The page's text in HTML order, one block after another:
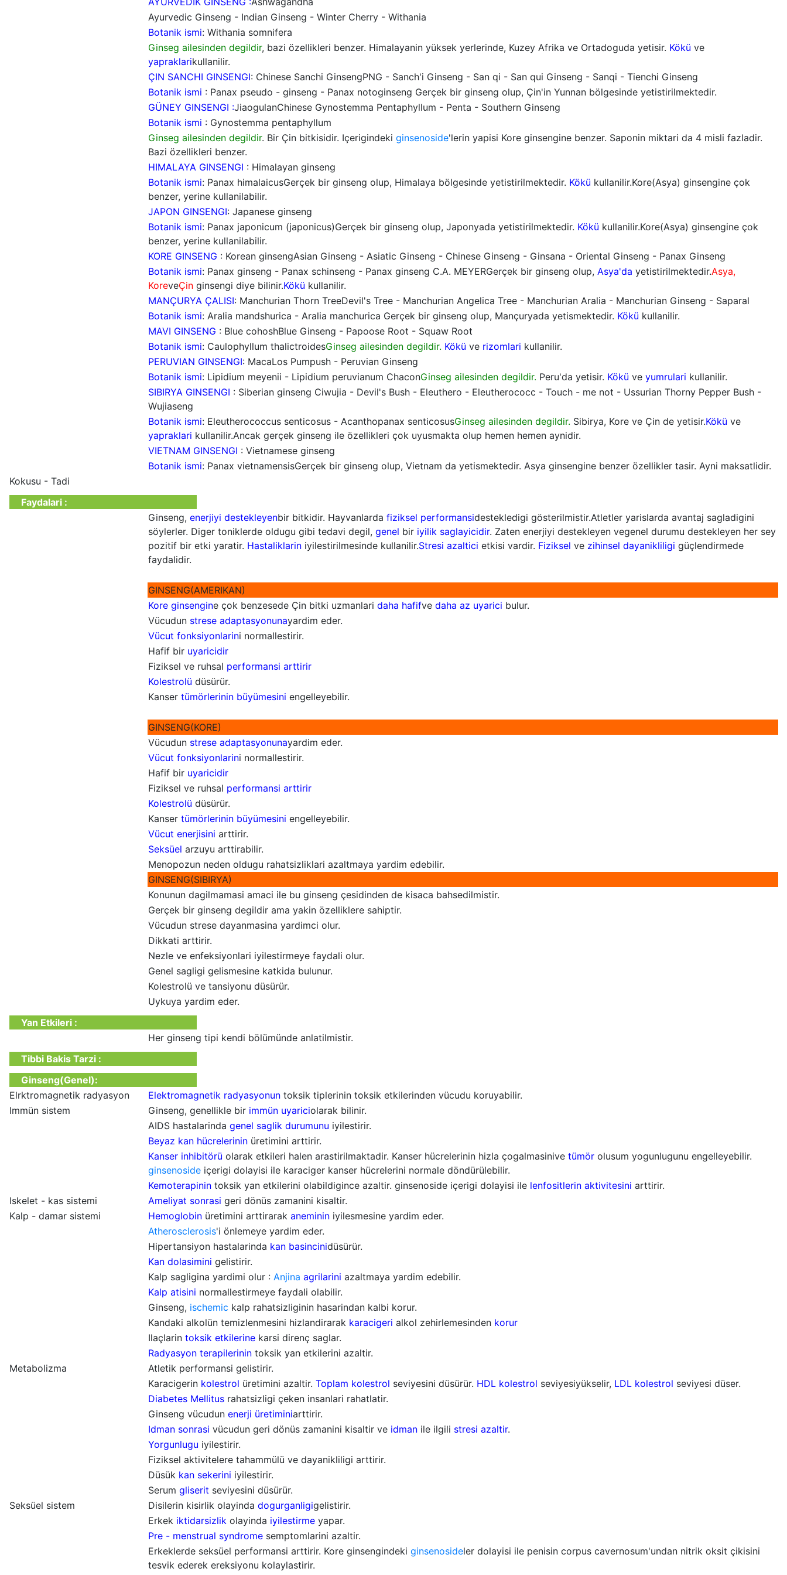
Ayurvedic Ginseng - Indian Ginseng - Winter Cherry - Withania
Botanik ismi: Withania somnifera
Ginseg ailesinden degildir, bazi özellikleri benzer. Himalayanin yüksek yerlerinde, Kuzey Afrika ve Ortadoguda yetisir. Kökü ve
yapraklarikullanilir.
ÇIN SANCHI GINSENGI: Chinese Sanchi GinsengPNG - Sanch'i Ginseng - San qi - San qui Ginseng - Sanqi - Tienchi Ginseng
Botanik ismi : Panax pseudo - ginseng - Panax notoginseng Gerçek bir ginseng olup, Çin'in Yunnan bölgesinde yetistirilmektedir.
GÜNEY GINSENGI :JiaogulanChinese Gynostemma Pentaphyllum - Penta - Southern Ginseng
Botanik ismi : Gynostemma pentaphyllum
Ginseg ailesinden degildir. Bir Çin bitkisidir. Içerigindeki ginsenoside'lerin yapisi Kore ginsengine benzer. Saponin miktari da 4 misli fazladir.
Bazi özellikleri benzer.
HIMALAYA GINSENGI : Himalayan ginseng
Botanik ismi: Panax himalaicusGerçek bir ginseng olup, Himalaya bölgesinde yetistirilmektedir. Kökü kullanilir.Kore(Asya) ginsengine çok
benzer, yerine kullanilabilir.
JAPON GINSENGI: Japanese ginseng
Botanik ismi: Panax japonicum (japonicus)Gerçek bir ginseng olup, Japonyada yetistirilmektedir. Kökü kullanilir.Kore(Asya) ginsengine çok
benzer, yerine kullanilabilir.
KORE GINSENG : Korean ginsengAsian Ginseng - Asiatic Ginseng - Chinese Ginseng - Ginsana - Oriental Ginseng - Panax Ginseng
Botanik ismi: Panax ginseng - Panax schinseng - Panax ginseng C.A. MEYERGerçek bir ginseng olup, Asya'da yetistirilmektedir.Asya,
KoreveÇin ginsengi diye bilinir.Kökü kullanilir.
MANÇURYA ÇALISI: Manchurian Thorn TreeDevil's Tree - Manchurian Angelica Tree - Manchurian Aralia - Manchurian Ginseng - Saparal
Botanik ismi: Aralia mandshurica - Aralia manchurica Gerçek bir ginseng olup, Mançuryada yetismektedir. Kökü kullanilir.
MAVI GINSENG : Blue cohoshBlue Ginseng - Papoose Root - Squaw Root
Botanik ismi: Caulophyllum thalictroidesGinseg ailesinden degildir. Kökü ve rizomlari kullanilir.
PERUVIAN GINSENGI: MacaLos Pumpush - Peruvian Ginseng
Botanik ismi: Lipidium meyenii - Lipidium peruvianum ChaconGinseg ailesinden degildir. Peru'da yetisir. Kökü ve yumrulari kullanilir.
SIBIRYA GINSENGI : Siberian ginseng Ciwujia - Devil's Bush - Eleuthero - Eleutherococc - Touch - me not - Ussurian Thorny Pepper Bush -
Wujiaseng
Botanik ismi: Eleutherococcus senticosus - Acanthopanax senticosusGinseg ailesinden degildir. Sibirya, Kore ve Çin de yetisir.Kökü ve
yapraklari kullanilir.Ancak gerçek ginseng ile özellikleri çok uyusmakta olup hemen hemen aynidir.
VIETNAM GINSENGI : Vietnamese ginseng
Botanik ismi: Panax vietnamensisGerçek bir ginseng olup, Vietnam da yetismektedir. Asya ginsengine benzer özellikler tasir. Ayni maksatlidir.
Kokusu - Tadi
Faydalari :
Ginseng, enerjiyi destekleyenbir bitkidir. Hayvanlarda fiziksel performansidestekledigi gösterilmistir.Atletler yarislarda avantaj sagladigini
söylerler. Diger toniklerde oldugu gibi tedavi degil, genel bir iyilik saglayicidir. Zaten enerjiyi destekleyen vegenel durumu destekleyen her sey
pozitif bir etki yaratir. Hastaliklarin iyilestirilmesinde kullanilir.Stresi azaltici etkisi vardir. Fiziksel ve zihinsel dayanikliligi güçlendirmede
faydalidir.
GINSENG(AMERIKAN)
Kore ginsengine çok benzesede Çin bitki uzmanlari daha hafifve daha az uyarici bulur.
Vücudun strese adaptasyonunayardim eder.
Vücut fonksiyonlarini normallestirir.
Hafif bir uyaricidir
Fiziksel ve ruhsal performansi arttirir
Kolestrolü düsürür.
Kanser tümörlerinin büyümesini engelleyebilir.
GINSENG(KORE)
Vücudun strese adaptasyonunayardim eder.
Vücut fonksiyonlarini normallestirir.
Hafif bir uyaricidir
Fiziksel ve ruhsal performansi arttirir
Kolestrolü düsürür.
Kanser tümörlerinin büyümesini engelleyebilir.
Vücut enerjisini arttirir.
Seksüel arzuyu arttirabilir.
Menopozun neden oldugu rahatsizliklari azaltmaya yardim edebilir.
GINSENG(SIBIRYA)
Konunun dagilmamasi amaci ile bu ginseng çesidinden de kisaca bahsedilmistir.
Gerçek bir ginseng degildir ama yakin özelliklere sahiptir.
Vücudun strese dayanmasina yardimci olur.
Dikkati arttirir.
Nezle ve enfeksiyonlari iyilestirmeye faydali olur.
Genel sagligi gelismesine katkida bulunur.
Kolestrolü ve tansiyonu düsürür.
Uykuya yardim eder.
Yan Etkileri :
Her ginseng tipi kendi bölümünde anlatilmistir.
Tibbi Bakis Tarzi :
Ginseng(Genel):
Elrktromagnetik radyasyon
Elektromagnetik radyasyonun toksik tiplerinin toksik etkilerinden vücudu koruyabilir.
Immün sistem
Ginseng, genellikle bir immün uyariciolarak bilinir.
AIDS hastalarinda genel saglik durumunu iyilestirir.
Beyaz kan hücrelerinin üretimini arttirir.
Kanser inhibitörü olarak etkileri halen arastirilmaktadir. Kanser hücrelerinin hizla çogalmasinive tümör olusum yogunlugunu engelleyebilir.
ginsenoside içerigi dolayisi ile karaciger kanser hücrelerini normale döndürülebilir.
Kemoterapinin toksik yan etkilerini olabildigince azaltir. ginsenoside içerigi dolayisi ile lenfositlerin aktivitesini arttirir.
Iskelet - kas sistemi
Ameliyat sonrasi geri dönüs zamanini kisaltir.
Kalp - damar sistemi
Hemoglobin üretimini arttirarak aneminin iyilesmesine yardim eder.
Atherosclerosis'i önlemeye yardim eder.
Hipertansiyon hastalarinda kan basincinidüsürür.
Kan dolasimini gelistirir.
Kalp sagligina yardimi olur : Anjina agrilarini azaltmaya yardim edebilir.
Kalp atisini normallestirmeye faydali olabilir.
Ginseng, ischemic kalp rahatsizliginin hasarindan kalbi korur.
Kandaki alkolün temizlenmesini hizlandirarak karacigeri alkol zehirlemesinden korur
Ilaçlarin toksik etkilerine karsi direnç saglar.
Radyasyon terapilerinin toksik yan etkilerini azaltir.
Metabolizma
Atletik performansi gelistirir.
Karacigerin kolestrol üretimini azaltir. Toplam kolestrol seviyesini düsürür. HDL kolestrol seviyesiyükselir, LDL kolestrol seviyesi düser.
Diabetes Mellitus rahatsizligi çeken insanlari rahatlatir.
Ginseng vücudun enerji üretiminiarttirir.
Idman sonrasi vücudun geri dönüs zamanini kisaltir ve idman ile ilgili stresi azaltir.
Yorgunlugu iyilestirir.
Fiziksel aktivitelere tahammülü ve dayanikliligi arttirir.
Düsük kan sekerini iyilestirir.
Serum gliserit seviyesini düsürür.
Seksüel sistem
Disilerin kisirlik olayinda dogurganligigelistirir.
Erkek iktidarsizlik olayinda iyilestirme yapar.
Pre - menstrual syndrome semptomlarini azaltir.
Erkeklerde seksüel performansi arttirir. Kore ginsengindeki ginsenosideler dolayisi ile penisin corpus cavernosum'undan nitrik oksit çikisini
tesvik ederek ereksiyonu kolaylastirir.